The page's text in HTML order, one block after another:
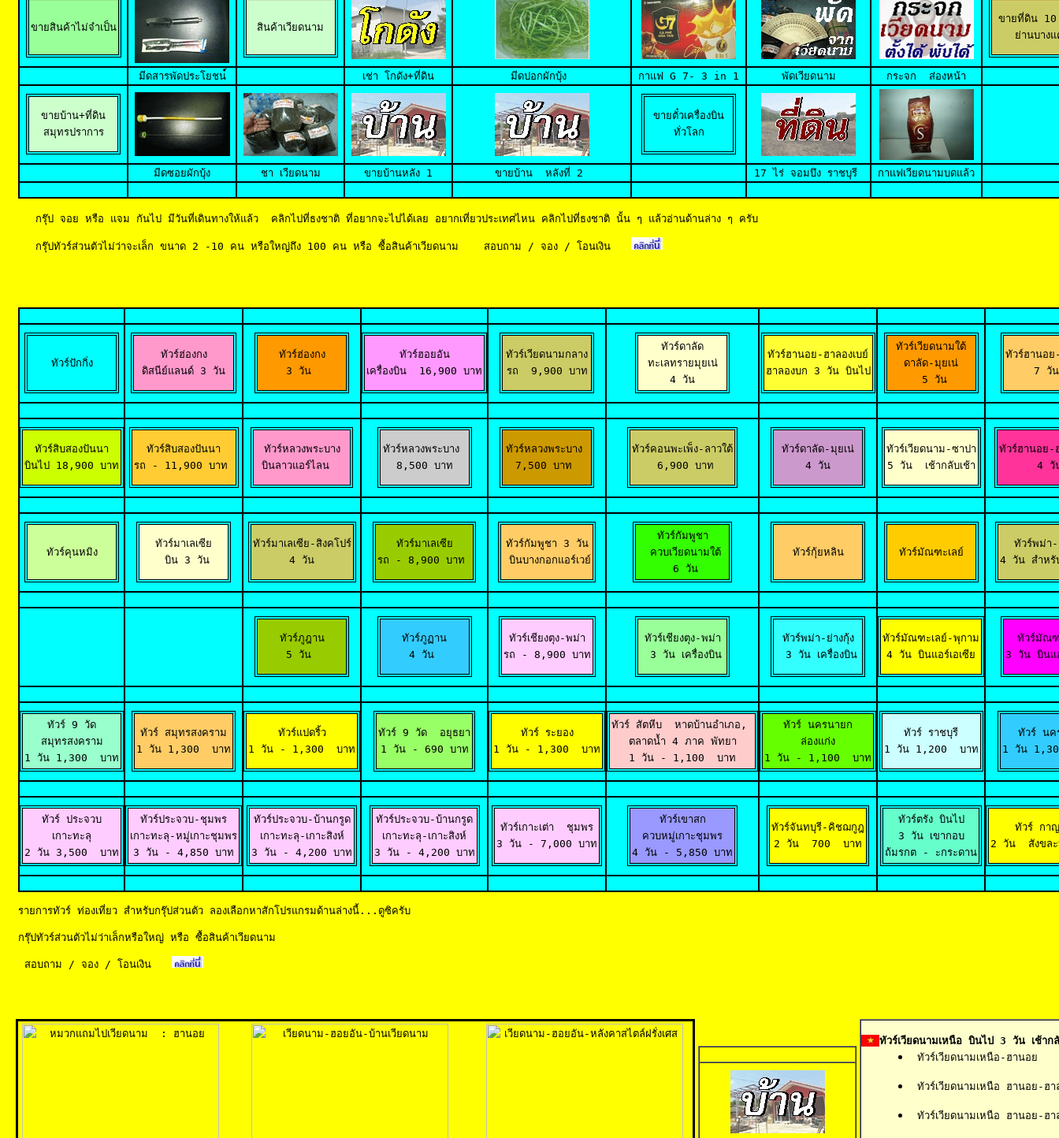
ขายสินค้าไม่จำเป็น สินค้าเวียดนาม
ขายที่ดิน 10
ย่านบาง
มีดสารพัดประโยชน เช่า โกดัง+ที่ดิน มีดปอกผักบุ้ง กาแฟ G 7- 3 in 1 พัดเวียดนาม กระจก  ส่องหน้า
ขายบ้าน+ที่ดิน
สมุทรปราการ
ทั่วโลก
มีดซอยผักบุ้ง ชา เวียดนาม ขายบ้านหลัง 1 ขายบ้าน
  หลังที่ 2
17 ไร่ จอมบึง ราชบุรี กาแฟเวียดนามบดแล้ว
กรุ๊ป จอย หรือ แจม กันไป มีวันที่เดินทางให้แล้ว  คลิกไปที่ธงชาติ ที่อยากจะไปได้เลย อยากเที่ยวประเทศไหน คลิกไปที่ธงชาติ นั้น ๆ แล้วอ่านด้านล่าง ๆ ครับ
กรุ๊ปทัวร์ส่วนตัวไม่ว่าจะเล็ก ขนาด 2 -10 คน หรือใหญ่ถึง 100 คน หรือ ซื้อสินค้าเวียดนาม    สอบถาม / จอง / โอนเงิน
ทัวร์ปักกิ่ง
ทัวร์ฮ่องกง
ดิสนีย์แลนด์ 3 วัน
ทัวร์ฮ่องกง
3 วัน
ทัวร์ฮอยอัน
เครื่องบิน  16,900 บาท
ทัวร์เวียดนามกลาง
รถ  9,900 บาท
ทัวร์ดาลัด
ทะเลทรายมุยเน่
4 วัน
ทัวร์ฮานอย-ฮาลองเบย์
ฮาลองบก 3 วัน บินไป
ทัวร์เวียดนามใต้
ดาลัด-มุยเน่
  5 วัน
ทัวร์ฮานอ
7 วั
ทัวร์สิบสองปันนา
บินไป 18,900 บาท
ทัวร์สิบสองปันนา
รถ - 11,900 บาท
ทัวร์หลวงพระบาง
บินลาวแอร์ไลน
ทัวร์หลวงพระบาง
8,500 บาท
ทัวร์หลวงพระบาง
7,500 บาท
ทัวร์คอนพะเพ็ง-ลาวใต้
6,900 บาท
ทัวร์ดาลัด-มุยเน่
4 วัน
ทัวร์เวียดนาม-ซาปา
5 วัน
เช้ากลับเช้า
ทัวร์ฮานอย-
4
ทัวร์คุนหมิง
ทัวร์มาเลเซีย
บิน 3 วัน
ทัวร์มาเลเซีย-สิงคโปร์
4 วัน
ทัวร์มาเลเซีย
รถ - 8,900 บาท
ทัวร์กัมพูชา 3 วัน
บินบางกอกแอร์เวย์
ทัวร์กัมพูชา
  ควบเวียดนามใต้
6 วัน
ทัวร์กุ้ยหลิน ทัวร์มัณฑะเลย์
ทัวร์พม่า-
4 วัน สำหรั
ทัวร์ภูฎาน
5 วัน
ทัวร์ภูฏาน
4 วัน
ทัวร์เชียงตุง-พม่า
รถ - 8,900 บาท
ทัวร์เชียงตุง-พม่า
3 วัน เครื่องบิน
ทัวร์พม่า-ย่างกุ้ง
3 วัน เครื่องบิน
ทัวร์มัณฑะเลย์-พุกาม
4 วัน บินแอร์เอเซีย
ทัวร์มัณฑ
3 วัน บินแอ
ทัวร์ 9 วัด
สมุทรสงคราม
1 วัน 1,300  บาท
ทัวร์ สมุทรสงคราม
1 วัน 1,300  บาท
ทัวร์แปดริ้ว
1 วัน - 1,300  บาท
ทัวร์ 9 วัด  อยุธยา
1 วัน - 690 บาท
ทัวร์ ระยอง
1 วัน - 1,300  บาท
ทัวร์ สัตหีบ  หาดบ้านอำเภอ,
ตลาดน้ำ 4 ภาค พัทยา
1 วัน - 1,100  บาท
ทัวร์ นครนายก
ล่องแก่ง
1 วัน - 1,100  บาท
ทัวร์ ราชบุรี
1 วัน 1,200  บาท
ทัวร์ นค
1 วัน
ทัวร์ ประจวบ
เกาะทะลุ
2 วัน 3,500  บาท
ทัวร์ประจวบ-ชุมพร
เกาะทะลุ-หมู่เกาะชุมพร
3 วัน - 4,850 บาท
ทัวร์ประจวบ-บ้านกรูด
เกาะทะลุ-เกาะสิงห์
3 วัน - 4,200 บาท
ทัวร์ประจวบ-บ้านกรูด
เกาะทะลุ-เกาะสิงห์
3 วัน - 4,200 บาท
ทัวร์เกาะเต่า  ชุมพร
3 วัน - 7,000 บาท
ทัวร์เขาสก
ควบหมู่เกาะชุมพร
4 วัน - 5,850 บาท
ทัวร์จันทบุรี-คิชฌกูฎ
2 วัน  700  บาท
ทัวร์ตรัง บินไป
3 วัน เขากอบ
ถ้มรกต - ะกระดาน
ทัวร์ กา
2 วัน  สังขล
รายการทัวร์ ท่องเที่ยว สำหรับกรุ๊ปส่วนตัว ลองเลือกหาสักโปรแกรมด้านล่างนี้...ดูซิครับ
กรุ๊ปทัวร์ส่วนตัวไม่ว่าเล็กหรือใหญ่ หรือ ซื้อสินค้าเวียดนาม
สอบถาม / จอง / โอนเงิน
ทัวร์เวียดนามเหนือ บินไป 3 วัน เช้ากลั
ทัวร์เวียดนามเหนือ-ฮานอย
ทัวร์เวียดนามเหนือ ฮานอย-ฮา
ทัวร์เวียดนามเหนือ ฮานอย-ฮา